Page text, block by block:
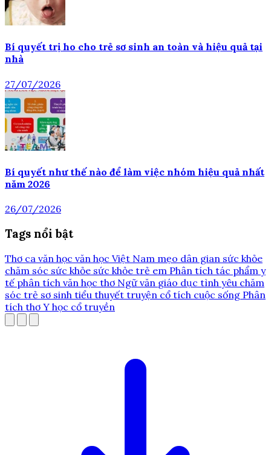
Bí quyết trị ho cho trẻ sơ sinh an toàn và hiệu quả tại
nhà
27/07/2026
Bí quyết như thế nào để làm việc nhóm hiệu quả nhất
năm 2026
26/07/2026
Tags nổi bật
Thơ ca văn học văn học Việt Nam mẹo dân gian sức khỏe
chăm sóc sức khỏe sức khỏe trẻ em Phân tích tác phẩm y
tế phân tích văn học thơ Ngữ văn giáo dục tình yêu chăm
sóc trẻ sơ sinh tiểu thuyết truyện cổ tích cuộc sống Phân
tích thơ Y học cổ truyền